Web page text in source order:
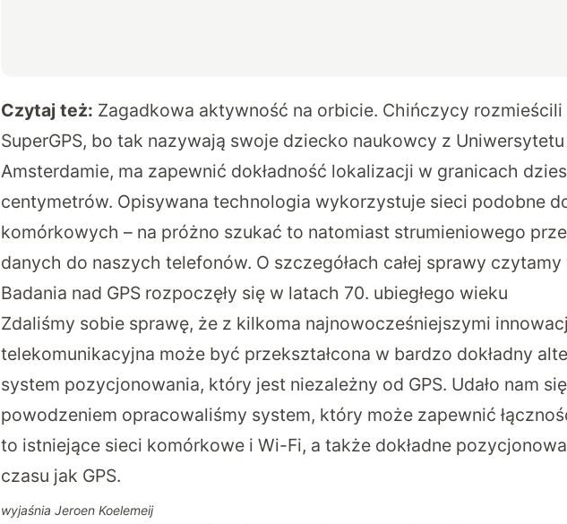
Czytaj też: Zagadkowa aktywność na orbicie. Chińczycy
SuperGPS, bo tak nazywają swoje dziecko naukowcy z
Amsterdamie, ma zapewnić dokładność lokalizacji w granicach
centymetrów. Opisywana technologia wykorzystuje sieci podobne
komórkowych – na próżno szukać to natomiast strumieniowego
danych do naszych telefonów. O szczegółach całej sprawy czytamy
Badania nad GPS rozpoczęły się w latach 70. ubiegłego wieku
Zdaliśmy sobie sprawę, że z kilkoma najnowocześniejszymi
telekomunikacyjna może być przekształcona w bardzo dokładny
system pozycjonowania, który jest niezależny od GPS. Udało nam
powodzeniem opracowaliśmy system, który może zapewnić
to istniejące sieci komórkowe i Wi-Fi, a także dokładne
czasu jak GPS.
wyjaśnia Jeroen Koelemeij